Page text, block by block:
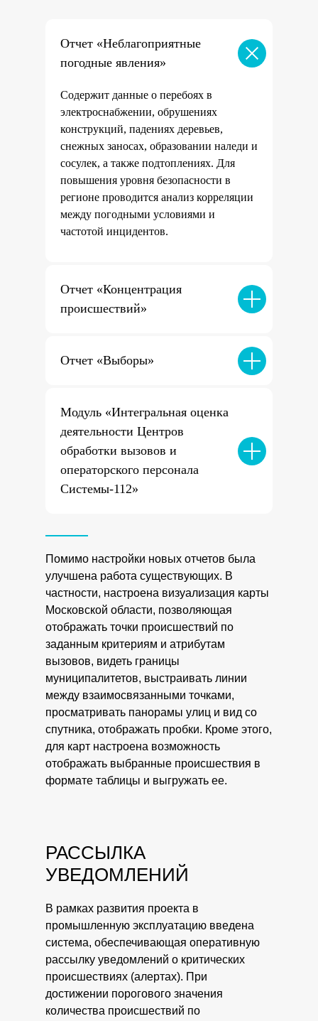
Отчет «Неблагоприятные
погодные явления»
Содержит данные о перебоях в
электроснабжении, обрушениях
конструкций, падениях деревьев,
снежных заносах, образовании наледи и
сосулек, а также подтоплениях. Для
повышения уровня безопасности в
регионе проводится анализ корреляции
между погодными условиями и
частотой инцидентов.
Отчет «Концентрация
происшествий»
Отчет «Выборы»
Модуль «Интегральная оценка
деятельности Центров
обработки вызовов и
операторского персонала
Системы-112»
Помимо настройки новых отчетов была
улучшена работа существующих. В
частности, настроена визуализация карты
Московской области, позволяющая
отображать точки происшествий по
заданным критериям и атрибутам
вызовов, видеть границы
муниципалитетов, выстраивать линии
между взаимосвязанными точками,
просматривать панорамы улиц и вид со
спутника, отображать пробки. Кроме этого,
для карт настроена возможность
отображать выбранные происшествия в
формате таблицы и выгружать ее.
РАССЫЛКА
УВЕДОМЛЕНИЙ
В рамках развития проекта в
промышленную эксплуатацию введена
система, обеспечивающая оперативную
рассылку уведомлений о критических
происшествиях (алертах). При
достижении порогового значения
количества происшествий по